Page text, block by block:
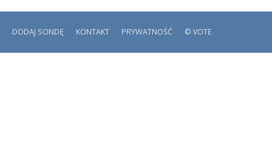
DODAJ SONDĘ KONTAKT PRYWATNOŚĆ © VOTE